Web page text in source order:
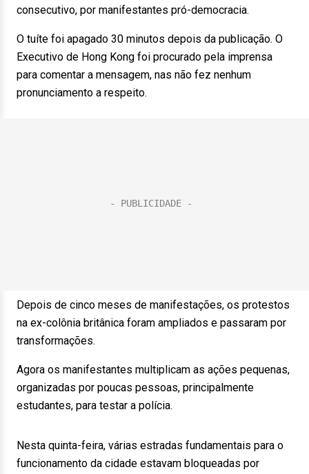
consecutivo, por manifestantes pró-democracia.
O tuíte foi apagado 30 minutos depois da publicação. O
Executivo de Hong Kong foi procurado pela imprensa
para comentar a mensagem, nas não fez nenhum
pronunciamento a respeito.
Depois de cinco meses de manifestações, os protestos
na ex-colônia britânica foram ampliados e passaram por
transformações.
Agora os manifestantes multiplicam as ações pequenas,
organizadas por poucas pessoas, principalmente
estudantes, para testar a polícia.
Nesta quinta-feira, várias estradas fundamentais para o
funcionamento da cidade estavam bloqueadas por